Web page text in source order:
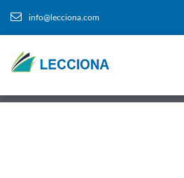
info@lecciona.com